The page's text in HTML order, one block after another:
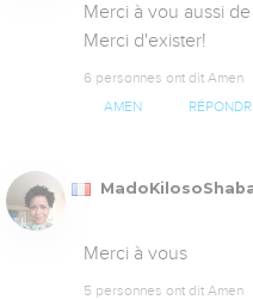
Merci à vou aussi
Merci d'exister!
6 personnes ont dit Amen
AMEN
Merci à vous
5 personnes ont dit Amen